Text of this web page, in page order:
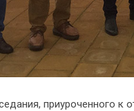
приуроченного